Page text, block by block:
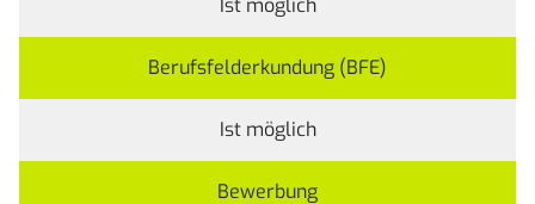
Ist möglich
Berufsfelderkundung (BFE)
Ist möglich
Bewerbung